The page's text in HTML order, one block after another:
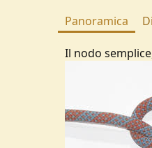
t
o
e
Panoramica
Il nodo